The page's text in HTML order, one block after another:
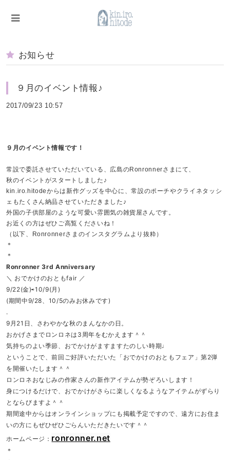
お知らせ
９月のイベント情報♪
2017/09/23 10:57
９月のイベント情報です！
常設で委託させていただいている、広島のRonronnerさまにて、
秋のイベントがスタートしました♪
kin.iro.hitodeからは新作グッズを中心に、常設のポーチやクライネタッシ
ェもたくさん納品させていただきました♪
外国の子供部屋のような可愛い雰囲気の雑貨屋さんです。
お近くの方はぜひご高覧くださいね！
（以下、Ronronnerさまのインスタグラムより抜粋）
＊
＊
Ronronner 3rd Anniversary
＼ おでかけのおともfair ／
9/22(金)⇨10/9(月)
(期間中9/28、10/5のみお休みです)
.
9月21日、さわやかな秋のまんなかの日。
おかげさまでロンロネは3周年をむかえます＾＾
気持ちのよい季節、おでかけがますますたのしい時期♩
ということで、前回ご好評いただいた「おでかけのおともフェア」第2弾
を開催いたします＾＾
ロンロネおなじみの作家さんの新作アイテムが勢ぞろいします！
身につけるだけで、おでかけがさらに楽しくなるようなアイテムがずらり
とならびますよ＾＾
期間途中からはオンラインショップにも掲載予定ですので、遠方にお住ま
いの方にもぜひぜひごらんいただきたいです＾＾
ホームページ： ronronner.net
＊